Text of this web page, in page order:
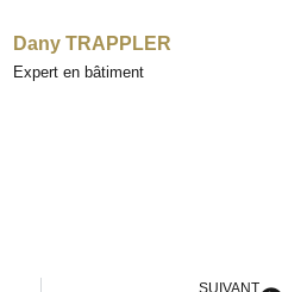
Dany TRAPPLER
Expert en bâtiment
SUIVANT